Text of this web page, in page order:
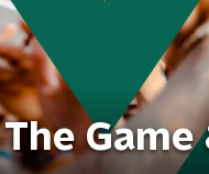
Game